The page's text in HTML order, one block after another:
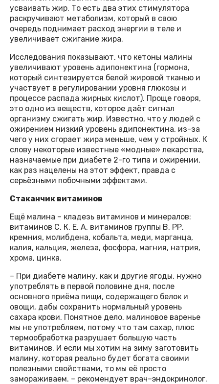
усваивать жир. То есть два этих стимулятора
раскручивают метаболизм, который в свою
очередь поднимает расход энергии в теле и
увеличивает сжигание жира.
Исследования показывают, что кетоны малины
увеличивают уровень адипонектина (гормона,
который синтезируется белой жировой тканью и
участвует в регулировании уровня глюкозы и
процессе распада жирных кислот). Проще говоря,
это одно из веществ, которое даёт сигнал
организму сжигать жир. Известно, что у людей с
ожирением низкий уровень адипонектина, из-за
чего у них сгорает жира меньше, чем у стройных. К
слову некоторые известные «модные» лекарства,
назначаемые при диабете 2-го типа и ожирении,
как раз нацелены на этот эффект, правда с
серьёзными побочными эффектами.
Стаканчик витаминов
Ещё малина – кладезь витаминов и минералов:
витаминов С, К, Е, А, витаминов группы В, РР,
кремния, молибдена, кобальта, меди, марганца,
калия, кальция, железа, фосфора, магния, натрия,
хрома, цинка.
– При диабете малину, как и другие ягоды, нужно
употреблять в первой половине дня, после
основного приёма пищи, содержащего белок и
овощи, дабы сохранить нормальный уровень
сахара крови. Понятное дело, малиновое варенье
мы не употребляем, потому что там сахар, плюс
термообработка разрушает большую часть
витаминов. И если мы хотим на зиму заготовить
малину, которая реально будет богата своими
полезными свойствами, то мы её просто
замораживаем. – рекомендует врач–эндокринолог.